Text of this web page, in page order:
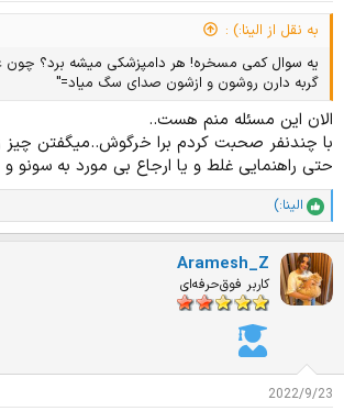
به نقل از الینا:) :
یه سوال کمی مسخره! هر دامپزشکی میشه برد؟
گربه دارن روشون و ازشون صدای سگ میاد="
الان این مسئله منم هست..
با چندنفر صحبت کردم برا خرگوش..میگفتن چیز
حتی راهنمایی غلط و یا ارجاع بی مورد به سونو
ا
م
ت
ی
ا
ز
الینا:)
Aramesh_Z
کاربر فوق‌حرفه‌ای
2022/9/23